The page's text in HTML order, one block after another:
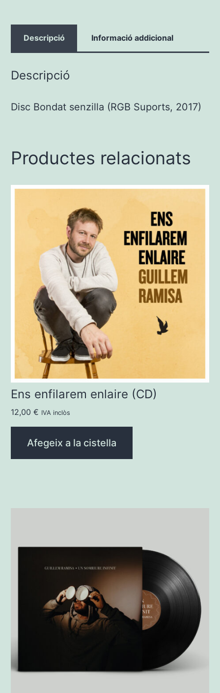
Descripció Informació addicional
Descripció
Disc Bondat senzilla (RGB Suports, 2017)
Productes relacionats
Ens enfilarem enlaire (CD)
12,00€ IVA inclòs
Afegeix a la cistella